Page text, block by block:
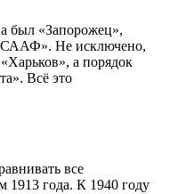
был «Запорожец»,
Не исключено,
а порядок
Всё это
все
1913 года. К 1940 году